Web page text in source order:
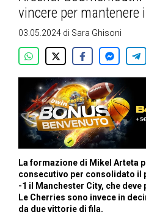
vincere per mantenere
03.05.2024 di Sara Ghisoni
La formazione di Mikel Arteta
consecutivo per consolidato il
-1 il Manchester City, che
Le Cherries sono invece in
da due vittorie di fila.